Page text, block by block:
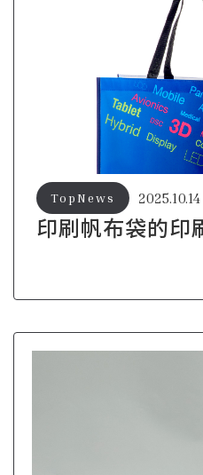
印刷帆布袋的印
2025.10.14
TopNews